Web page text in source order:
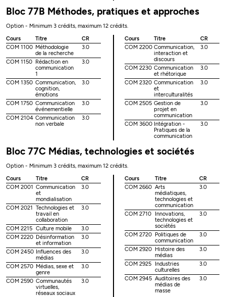
Bloc 77B Méthodes, pratiques et approches
Option - Minimum 3 crédits, maximum 12 crédits.
Cours
Titre
CR
COM 1100 Méthodologie
de la recherche
3.0
COM 1150 Rédaction en
communication
1
3.0
COM 1350 Communication,
cognition,
émotions
3.0
COM 1750 Communication
événementielle
3.0
COM 2104 Communication
non verbale
3.0
Cours Titre
CR
COM 2200 Communication,
interaction et
discours
3.0
COM 2230 Communication
et rhétorique
3.0
COM 2320 Communication
et
interculturalités
3.0
COM 2505 Gestion de
projet en
communication
3.0
COM 3600 Intégration -
Pratiques de la
communication
3.0
Bloc 77C Médias, technologies et sociétés
Option - Minimum 3 crédits, maximum 12 crédits.
Cours
Titre
CR
COM 2001 Communication
et
mondialisation
3.0
COM 2021 Technologies et
travail en
collaboration
3.0
COM 2215 Culture mobile
3.0
COM 2220 Désinformation
et information
3.0
COM 2450 Influences des
médias
3.0
COM 2570 Médias, sexe et
genre
3.0
COM 2590 Communautés
virtuelles,
réseaux sociaux
3.0
Cours Titre
CR
COM 2660 Arts
médiatiques,
technologies et
communication
3.0
COM 2710
Innovations,
technologies et
sociétés
3.0
COM 2720 Politiques de
communication
3.0
COM 2920 Histoire des
médias
3.0
COM 2925
Industries
culturelles
3.0
COM 2945 Auditoires des
médias de
masse
3.0